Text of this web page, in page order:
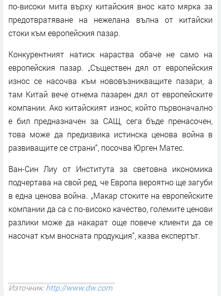
по-високи мита върху китайския внос като мярка за
предотвратяване на нежелана вълна от китайски
стоки към европейския пазар.
Конкурентният натиск нараства обаче не само на
европейския пазар. „Съществен дял от европейския
износ се насочва към нововъзникващите пазари, а
там Китай вече отнема пазарен дял от европейските
компании. Ако китайският износ, който първоначално
е бил предназначен за САЩ, сега бъде пренасочен,
това може да предизвика истинска ценова война в
развиващите се страни“, посочва Юрген Матес.
Ван-Син Лиу от Института за световна икономика
подчертава на свой ред, че Европа вероятно ще загуби
в една ценова война. „Макар стоките на европейските
компании да са с по-високо качество, големите ценови
разлики може да накарат още повече клиенти да се
насочат към вносната продукция“, казва експертът.
Източник:http://www.dw.com